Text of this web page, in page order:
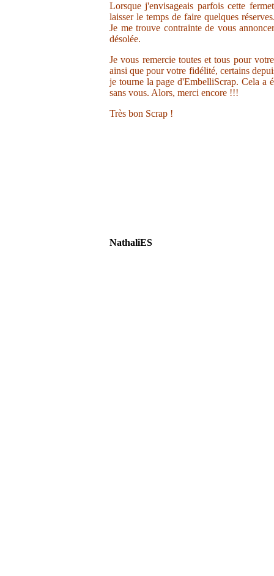
Lorsque j'envisageais parfois cette
laisser le temps de faire quelques
Je me trouve contrainte de vous
désolée.
Je vous remercie toutes et tous pour
ainsi que pour votre fidélité, certains
je tourne la page d'EmbelliScrap. Cela a
sans vous. Alors, merci encore !!!
Très bon Scrap !
NathaliES